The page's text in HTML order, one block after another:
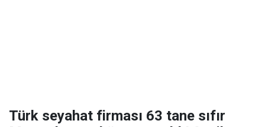
Türk seyahat firması 63 tane sıfır